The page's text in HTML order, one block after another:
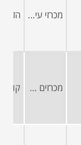
מכרזי עיריות ומועצות
מכרזים פומביים